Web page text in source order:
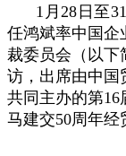
1月28日至
任鸿斌率中国企
裁委员会（以下
访，出席由中国
共同主办的第
马建交50周年经